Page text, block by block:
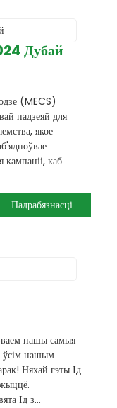
Дубай
(MECS)
падзеяй для
якое
кампаніі, каб
Падрабязнасці
нашы самыя
ўсім нашым
Няхай гэты Ід
Ід з...